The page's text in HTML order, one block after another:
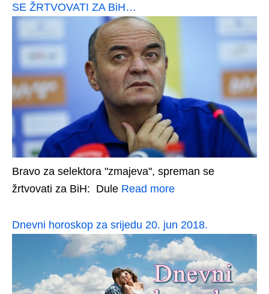
SE ŽRTVOVATI ZA BiH…
Bravo za selektora "zmajeva", spreman se
žrtvovati za BiH: Dule Read more
Dnevni horoskop za srijedu 20. jun 2018.